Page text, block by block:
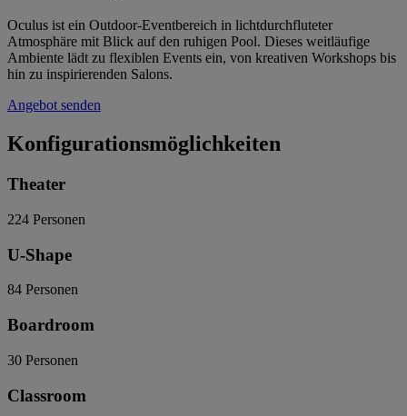
Oculus ist ein Outdoor-Eventbereich in lichtdurchfluteter
Atmosphäre mit Blick auf den ruhigen Pool. Dieses weitläufige
Ambiente lädt zu flexiblen Events ein, von kreativen Workshops bis
hin zu inspirierenden Salons.
Angebot senden
Konfigurationsmöglichkeiten
Theater
224 Personen
U-Shape
84 Personen
Boardroom
30 Personen
Classroom